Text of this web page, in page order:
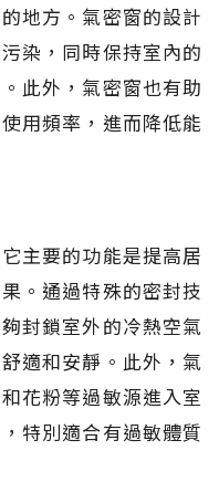
地方。氣密窗的設計
染，同時保持室內的
此外，氣密窗也有助
用頻率，進而降低能
主要的功能是提高居
。通過特殊的密封技
封鎖室外的冷熱空氣
適和安靜。此外，氣
花粉等過敏源進入室
特別適合有過敏體質